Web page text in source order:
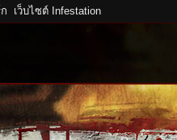
เว็บไซต์ Infestation